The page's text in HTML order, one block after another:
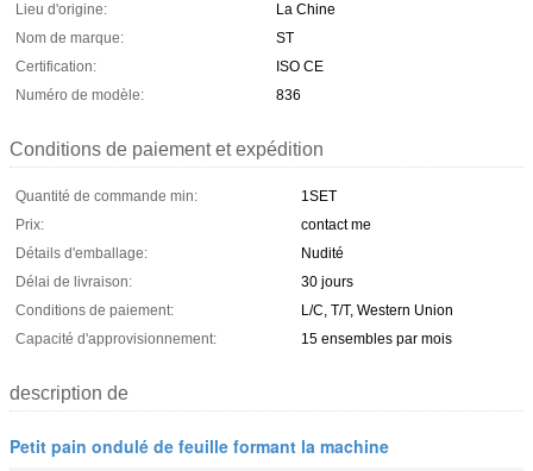
Lieu d'origine:
La Chine
Nom de marque:
ST
Certification:
ISO CE
Numéro de modèle:
836
Conditions de paiement et expédition
Quantité de commande min:
1SET
Prix:
contact me
Détails d'emballage:
Nudité
Délai de livraison:
30 jours
Conditions de paiement:
L/C, T/T, Western Union
Capacité d'approvisionnement:
15 ensembles par mois
description de
Petit pain ondulé de feuille formant la machine